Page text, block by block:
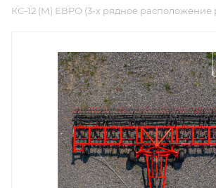
КС-12 (М) ЕВРО (3-х рядное расположение